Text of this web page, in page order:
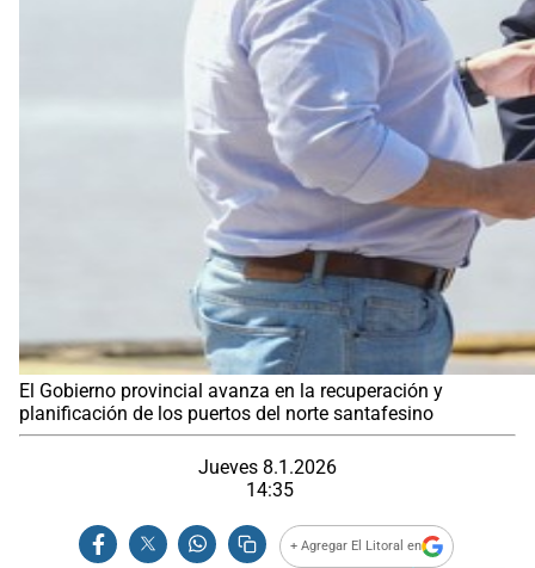
El Gobierno provincial avanza en la recuperación y
planificación de los puertos del norte santafesino
Jueves 8.1.2026
14:35
+ Agregar El Litoral en